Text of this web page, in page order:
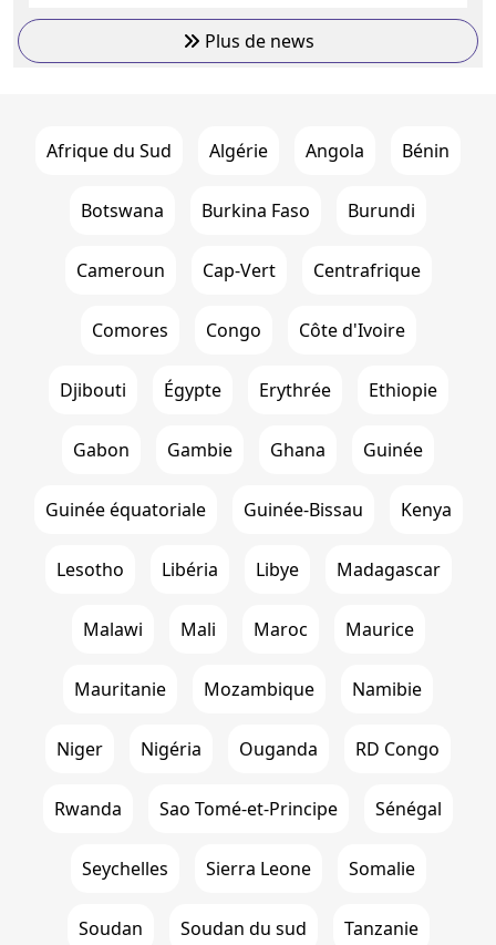
Plus de news
Afrique du Sud Algérie Angola Bénin
Botswana Burkina Faso Burundi
Cameroun Cap-Vert Centrafrique
Comores Congo Côte d'Ivoire
Djibouti Égypte Erythrée Ethiopie
Gabon Gambie Ghana Guinée
Guinée équatoriale Guinée-Bissau Kenya
Lesotho Libéria Libye Madagascar
Malawi Mali Maroc Maurice
Mauritanie Mozambique Namibie
Niger Nigéria Ouganda RD Congo
Rwanda Sao Tomé-et-Principe Sénégal
Seychelles Sierra Leone Somalie
Soudan Soudan du sud Tanzanie